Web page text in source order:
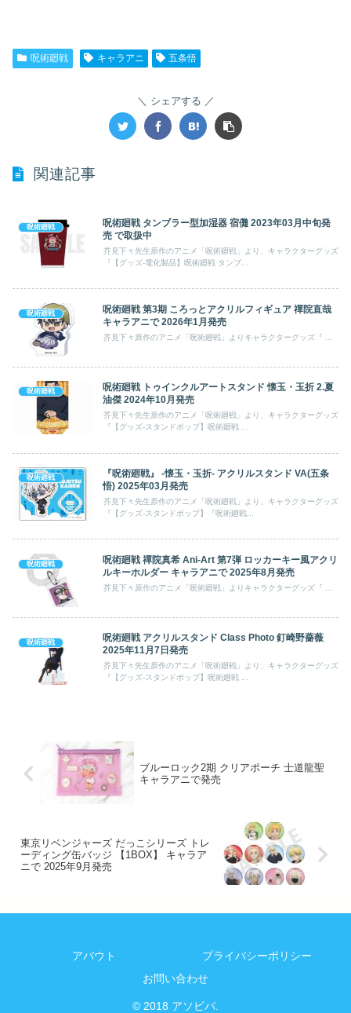
呪術廻戦 キャラアニ 五条悟
シェアする
関連記事
呪術廻戦
呪術廻戦 タンブラー型加湿器 宿儺 2023年03月中旬発
売 で取扱中
芥見下々先生原作のアニメ「呪術廻戦」より、キャラクターグッズ
『【グッズ-電化製品】呪術廻戦 タンブ...
呪術廻戦
呪術廻戦 第3期 ころっとアクリルフィギュア 禪院直哉
キャラアニで 2026年1月発売
呪術廻戦
呪術廻戦 トゥインクルアートスタンド 懐玉・玉折 2.夏
油傑 2024年10月発売
芥見下々先生原作のアニメ「呪術廻戦」より、キャラクターグッズ
『【グッズ-スタンドポップ】呪術廻戦 ...
呪術廻戦
『呪術廻戦』 -懐玉・玉折- アクリルスタンド VA(五条
悟) 2025年03月発売
芥見下々先生原作のアニメ「呪術廻戦」より、キャラクターグッズ
『【グッズ-スタンドポップ】『呪術廻戦...
呪術廻戦
呪術廻戦 禪院真希 Ani-Art 第7弾 ロッカーキー風アクリ
ルキーホルダー キャラアニで 2025年8月発売
呪術廻戦
呪術廻戦 アクリルスタンド Class Photo 釘崎野薔薇
2025年11月7日発売
芥見下々先生原作のアニメ「呪術廻戦」より、キャラクターグッズ
『【グッズ-スタンドポップ】呪術廻戦 ...
ブルーロック2期 クリアポーチ 士道龍聖
キャラアニで発売
東京リベンジャーズ だっこシリーズ トレ
ーディング缶バッジ 【1BOX】 キャラア
ニで 2025年9月発売
アバウト
プライバシーポリシー
お問い合わせ
© 2018 アソビバ.